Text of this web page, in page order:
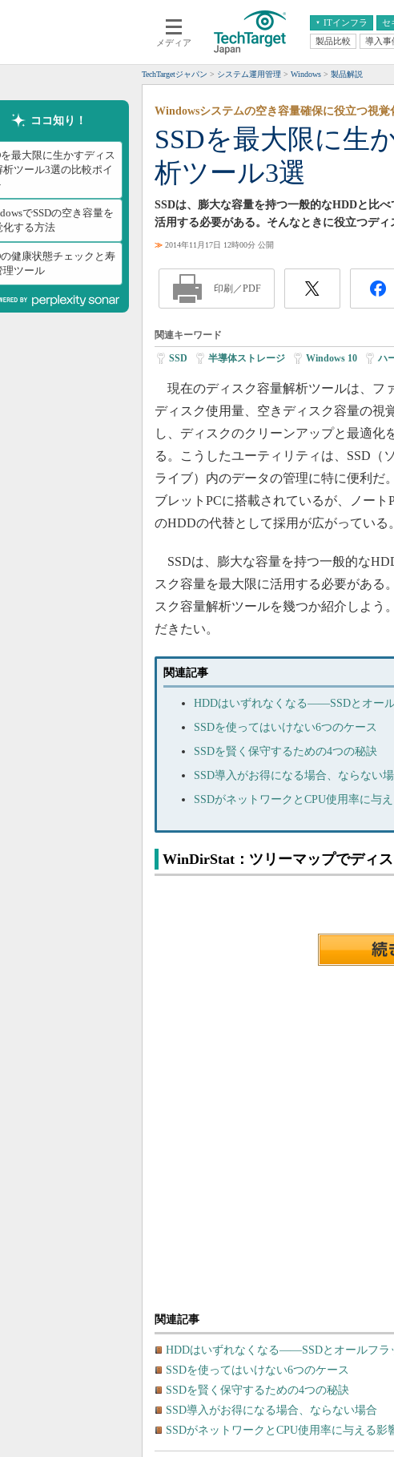
メディア
ITインフラ
クラウド
スマートモバイル
ネットワーク
システム運用管理
セ
エンタープライズAI
ERP
CX
情報系システム
製品比較 導入事
TechTargetジャパン システム運用管理 Windows 製品解説
ココ知り！
を最大限に生かすディス
析ツール3選の比較ポイ
でSSDの空き容量を
化する方法
の健康状態チェックと寿
理ツール
SSDを最大限に生
析ツール3選
Windowsシステムの空き容量確保に役立つ視覚
SSDは、膨大な容量を持つ一般的なHDDと比
活用する必要がある。そんなときに役立つディ
≫ 2014年11月17日 12時00分 公開
印刷／PDF
関連キーワード
SSD 半導体ストレージ Windows 10 ハ
現在のディスク容量解析ツールは、フ
ディスク使用量、空きディスク容量の視
し、ディスクのクリーンアップと最適化
る。こうしたユーティリティは、SSD（
ライブ）内のデータの管理に特に便利だ
ブレットPCに搭載されているが、ノー
のHDDの代替として採用が広がっている。
SSDは、膨大な容量を持つ一般的な
スク容量を最大限に活用する必要がある
スク容量解析ツールを幾つか紹介しよう
だきたい。
関連記事
HDDはいずれなくなる――SSDとオー
SSDを使ってはいけない6つのケース
SSDを賢く保守するための4つの秘訣
SSD導入がお得になる場合、ならない
SSDがネットワークとCPU使用率に与
WinDirStat：ツリーマップでディ
関連記事
HDDはいずれなくなる――SSDとオールフラ
SSDを使ってはいけない6つのケース
SSDを賢く保守するための4つの秘訣
SSD導入がお得になる場合、ならない場合
SSDがネットワークとCPU使用率に与える影